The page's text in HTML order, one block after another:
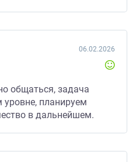
06.02.2026
общаться, задача
планируем
в дальнейшем.